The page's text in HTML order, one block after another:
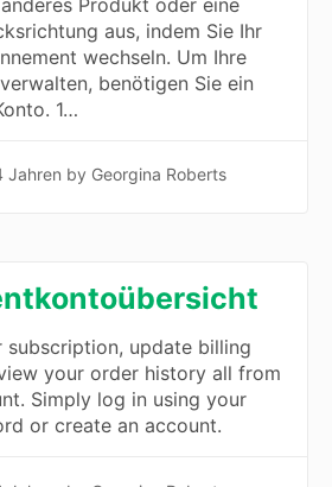
aus, indem Sie Ihr
wechseln. Um Ihre
benötigen Sie ein
1…
Jahren by Georgina Roberts
subscription, update billing
your order history all from
Simply log in using your
or create an account.